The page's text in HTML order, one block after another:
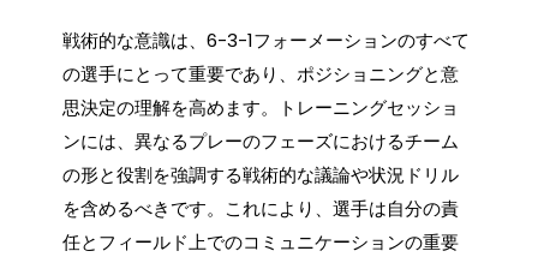
戦術的な意識は、6-3-1フォーメーションのすべて
の選手にとって重要であり、ポジショニングと意
思決定の理解を高めます。トレーニングセッショ
ンには、異なるプレーのフェーズにおけるチーム
の形と役割を強調する戦術的な議論や状況ドリル
を含めるべきです。これにより、選手は自分の責
任とフィールド上でのコミュニケーションの重要